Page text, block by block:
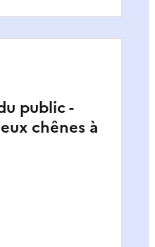
public -
chênes à